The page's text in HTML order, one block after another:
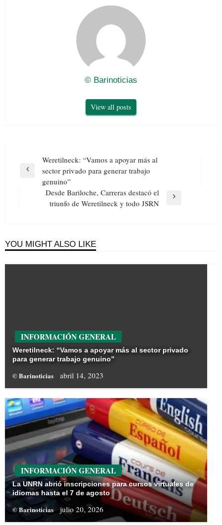
© Barinoticias
View all posts
Navegación
de
entradas
Previous
Weretilneck: “Vamos a apoyar más al
sector privado para generar trabajo
genuino”
Desde Bariloche, Carreras destacó el
triunfo de Weretilneck y todo JSRN
YOU MIGHT ALSO LIKE
INFORMACIÓN GENERAL
Weretilneck: “Vamos a apoyar más al sector privado
para generar trabajo genuino”
© Barinoticias abril 14, 2023
INFORMACIÓN GENERAL
La UNRN abrió inscripciones para cursos virtuales de
idiomas hasta el 7 de agosto
© Barinoticias julio 20, 2026